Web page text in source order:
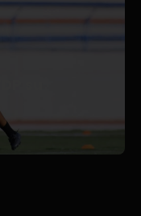
su